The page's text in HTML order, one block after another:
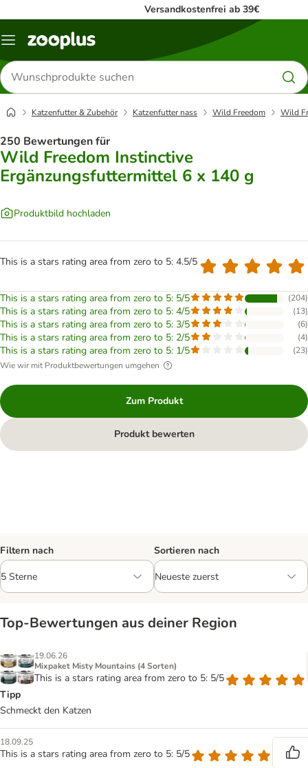
Versandkostenfrei ab 39€
Menü
Produkte
suchen
Katzenfutter & Zubehör Katzenfutter nass Wild Freedom Wild
250 Bewertungen für
Wild Freedom Instinctive
Ergänzungsfuttermittel 6 x 140 g
Produktbild hochladen
This is a stars rating area from zero to 5: 4.5/5
This is a stars rating area from zero to 5: 5/5 (204)
This is a stars rating area from zero to 5: 4/5 (13)
This is a stars rating area from zero to 5: 3/5 (6)
This is a stars rating area from zero to 5: 2/5 (4)
This is a stars rating area from zero to 5: 1/5 (23)
Wie wir mit Produktbewertungen umgehen
Zum Produkt
Produkt bewerten
Filtern nach Sortieren nach
Top‑Bewertungen aus deiner Region
19.06.26
Mixpaket Misty Mountains (4 Sorten)
This is a stars rating area from zero to 5: 5/5
Tipp
Schmeckt den Katzen
18.09.25
This is a stars rating area from zero to 5: 5/5